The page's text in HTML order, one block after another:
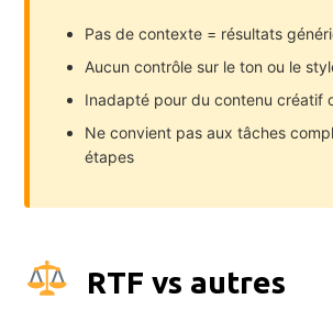
Pas de contexte = résultats
Aucun contrôle sur le ton ou le
Inadapté pour du contenu créatif
Ne convient pas aux tâches
étapes
RTF vs autres